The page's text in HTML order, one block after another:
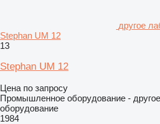
другое
Stephan UM 12
13
Stephan UM 12
Цена по запросу
Промышленное оборудование -
оборудование
1984